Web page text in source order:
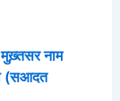
नाम
(सआदत